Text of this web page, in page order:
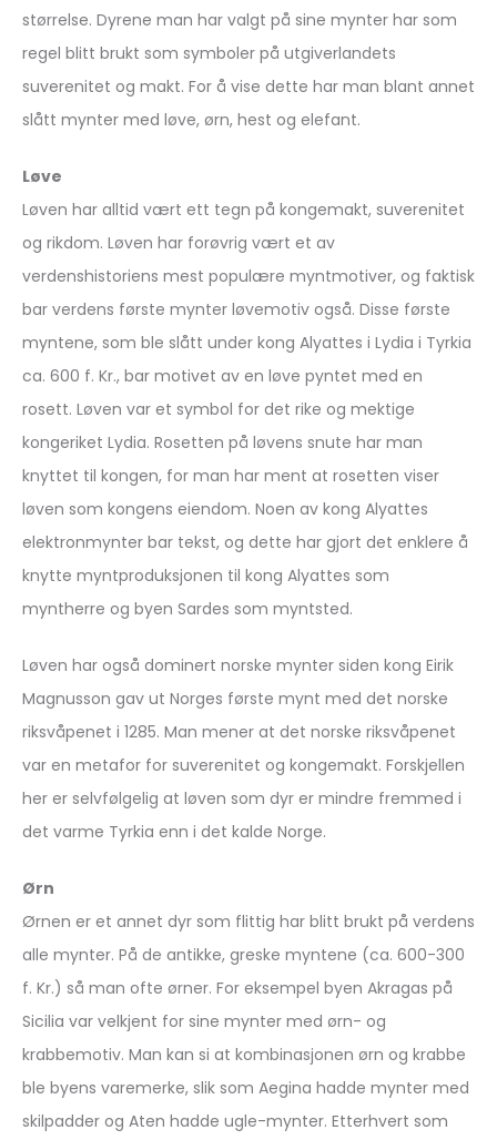
størrelse. Dyrene man har valgt på sine mynter har som
regel blitt brukt som symboler på utgiverlandets
suverenitet og makt. For å vise dette har man blant annet
slått mynter med løve, ørn, hest og elefant.
Løve
Løven har alltid vært ett tegn på kongemakt, suverenitet
og rikdom. Løven har forøvrig vært et av
verdenshistoriens mest populære myntmotiver, og faktisk
bar verdens første mynter løvemotiv også. Disse første
myntene, som ble slått under kong Alyattes i Lydia i Tyrkia
ca. 600 f. Kr., bar motivet av en løve pyntet med en
rosett. Løven var et symbol for det rike og mektige
kongeriket Lydia. Rosetten på løvens snute har man
knyttet til kongen, for man har ment at rosetten viser
løven som kongens eiendom. Noen av kong Alyattes
elektronmynter bar tekst, og dette har gjort det enklere å
knytte myntproduksjonen til kong Alyattes som
myntherre og byen Sardes som myntsted.
Løven har også dominert norske mynter siden kong Eirik
Magnusson gav ut Norges første mynt med det norske
riksvåpenet i 1285. Man mener at det norske riksvåpenet
var en metafor for suverenitet og kongemakt. Forskjellen
her er selvfølgelig at løven som dyr er mindre fremmed i
det varme Tyrkia enn i det kalde Norge.
Ørn
Ørnen er et annet dyr som flittig har blitt brukt på verdens
alle mynter. På de antikke, greske myntene (ca. 600-300
f. Kr.) så man ofte ørner. For eksempel byen Akragas på
Sicilia var velkjent for sine mynter med ørn- og
krabbemotiv. Man kan si at kombinasjonen ørn og krabbe
ble byens varemerke, slik som Aegina hadde mynter med
skilpadder og Aten hadde ugle-mynter. Etterhvert som